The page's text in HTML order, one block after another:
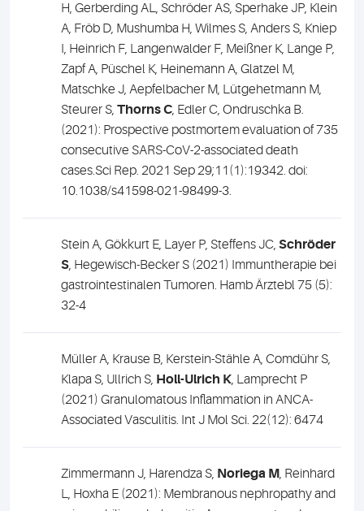
H, Gerberding AL, Schröder AS, Sperhake JP, Klein
A, Fröb D, Mushumba H, Wilmes S, Anders S, Kniep
I, Heinrich F, Langenwalder F, Meißner K, Lange P,
Zapf A, Püschel K, Heinemann A, Glatzel M,
Matschke J, Aepfelbacher M, Lütgehetmann M,
Steurer S,Thorns C, Edler C, Ondruschka B.
(2021): Prospective postmortem evaluation of 735
consecutive SARS-CoV-2-associated death
cases.Sci Rep. 2021 Sep 29;11(1):19342. doi:
10.1038/s41598-021-98499-3.
Stein A, Gökkurt E, Layer P, Steffens JC,Schröder
S, Hegewisch-Becker S (2021) Immuntherapie bei
gastrointestinalen Tumoren. Hamb Ärztebl 75 (5):
32-4
Müller A, Krause B, Kerstein-Stähle A, Comdühr S,
Klapa S, Ullrich S, Holl-Ulrich K, Lamprecht P
(2021) Granulomatous Inflammation in ANCA-
Associated Vasculitis. Int J Mol Sci. 22(12): 6474
Zimmermann J, Harendza S, Noriega M, Reinhard
L, Hoxha E (2021): Membranous nephropathy and